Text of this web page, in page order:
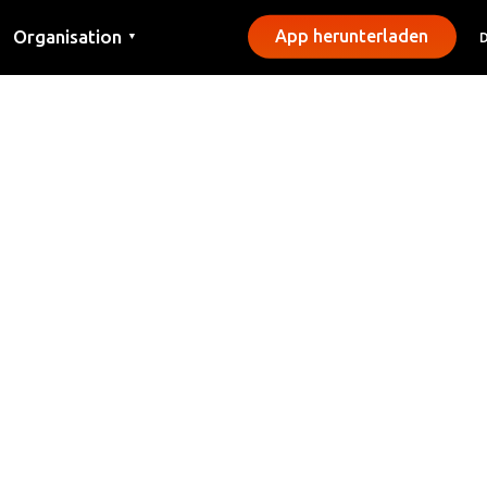
Organisation ▼ App herunterladen